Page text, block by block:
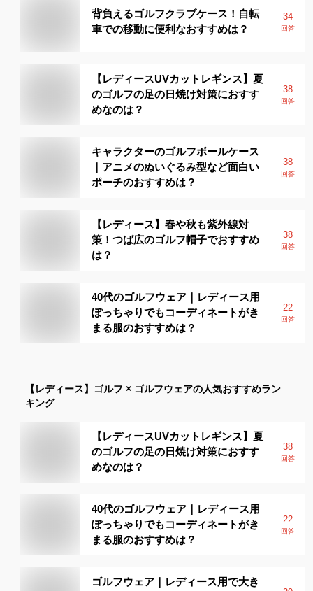
背負えるゴルフクラブケース！自転
車での移動に便利なおすすめは？
34
回答
【レディースUVカットレギンス】夏
のゴルフの足の日焼け対策におすす
めなのは？
38
回答
キャラクターのゴルフボールケース
｜アニメのぬいぐるみ型など面白い
ポーチのおすすめは？
38
回答
【レディース】春や秋も紫外線対
策！つば広のゴルフ帽子でおすすめ
は？
38
回答
40代のゴルフウェア｜レディース用
ぽっちゃりでもコーディネートがき
まる服のおすすめは？
22
回答
【レディース】 ゴルフ × ゴルフウェアの人気おすすめラン
キング
【レディースUVカットレギンス】夏
のゴルフの足の日焼け対策におすす
めなのは？
38
回答
40代のゴルフウェア｜レディース用
ぽっちゃりでもコーディネートがき
まる服のおすすめは？
22
回答
ゴルフウェア｜レディース用で大き